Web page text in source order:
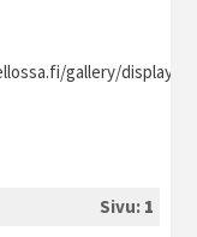
gallery/
Sivu: 1